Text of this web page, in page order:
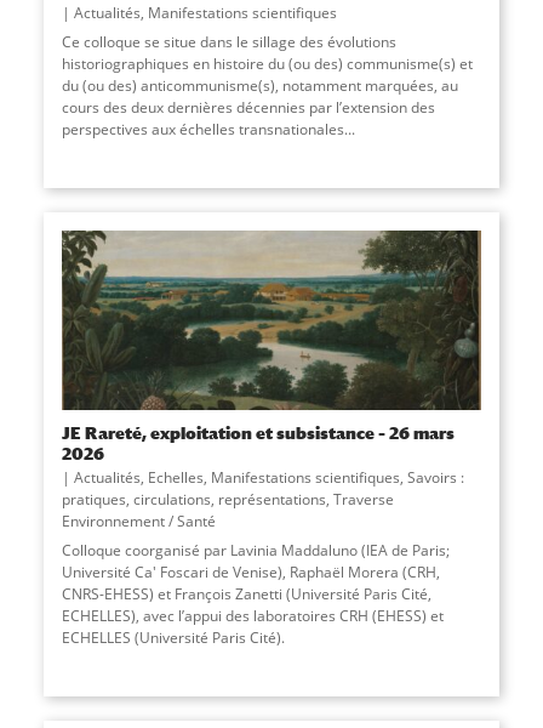
Actualités, Manifestations scientifiques
Ce colloque se situe dans le sillage des évolutions
historiographiques en histoire du (ou des) communisme(s) et
du (ou des) anticommunisme(s), notamment marquées, au
cours des deux dernières décennies par l’extension des
perspectives aux échelles transnationales...
JE Rareté, exploitation et subsistance – 26 mars
2026
Actualités, Echelles, Manifestations scientifiques, Savoirs :
pratiques, circulations, représentations, Traverse
Environnement / Santé
Colloque coorganisé par Lavinia Maddaluno (IEA de Paris;
Université Ca' Foscari de Venise), Raphaël Morera (CRH,
CNRS-EHESS) et François Zanetti (Université Paris Cité,
ECHELLES), avec l’appui des laboratoires CRH (EHESS) et
ECHELLES (Université Paris Cité).